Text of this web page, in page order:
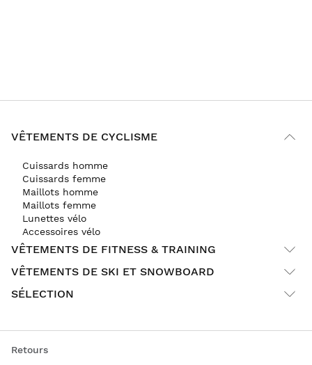
VÊTEMENTS DE CYCLISME
Cuissards homme
Cuissards femme
Maillots homme
Maillots femme
Lunettes vélo
Accessoires vélo
VÊTEMENTS DE FITNESS & TRAINING
VÊTEMENTS DE SKI ET SNOWBOARD
SÉLECTION
Retours